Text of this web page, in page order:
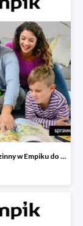
Festiwal Rodzinny w Empiku do -40%